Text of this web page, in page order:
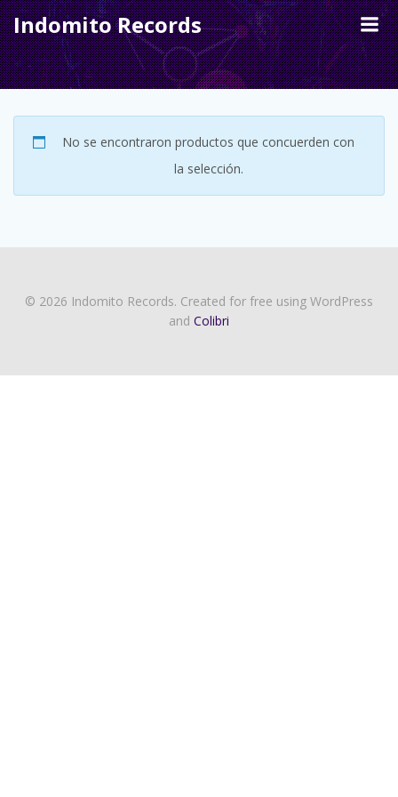
Skip
to
content
Indomito Records
No se encontraron productos que concuerden con
la selección.
© 2026 Indomito Records. Created for free using WordPress
and Colibri